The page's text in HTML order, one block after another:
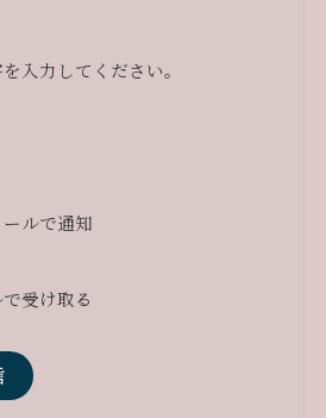
入力してください。
ルで通知
受け取る